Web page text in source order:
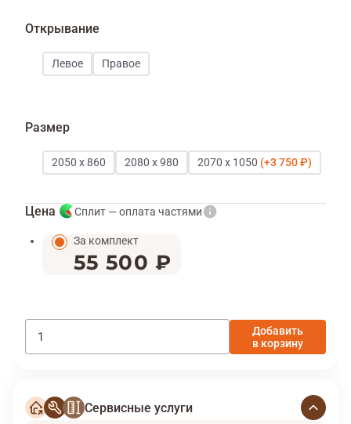
Открывание
Левое Правое
Размер
2050 х 860 2080 x 980 2070 x 1050 3 750 ₽
Цена Сплит — оплата частями
За комплект
55 500 ₽
Добавить
в корзину
Сервисные услуги